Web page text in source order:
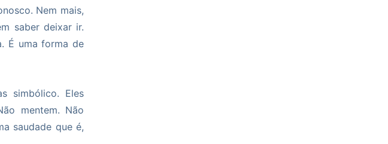
Nem mais,
saber deixar ir.
É uma forma de
simbólico. Eles
mentem. Não
saudade que é,